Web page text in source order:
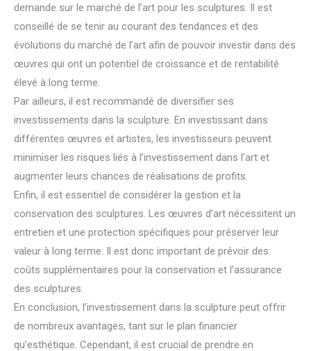
demande sur le marché de l’art pour les sculptures. Il est
conseillé de se tenir au courant des tendances et des
évolutions du marché de l’art afin de pouvoir investir dans des
œuvres qui ont un potentiel de croissance et de rentabilité
élevé à long terme.
Par ailleurs, il est recommandé de diversifier ses
investissements dans la sculpture. En investissant dans
différentes œuvres et artistes, les investisseurs peuvent
minimiser les risques liés à l’investissement dans l’art et
augmenter leurs chances de réalisations de profits.
Enfin, il est essentiel de considérer la gestion et la
conservation des sculptures. Les œuvres d’art nécessitent un
entretien et une protection spécifiques pour préserver leur
valeur à long terme. Il est donc important de prévoir des
coûts supplémentaires pour la conservation et l’assurance
des sculptures.
En conclusion, l’investissement dans la sculpture peut offrir
de nombreux avantages, tant sur le plan financier
qu’esthétique. Cependant, il est crucial de prendre en